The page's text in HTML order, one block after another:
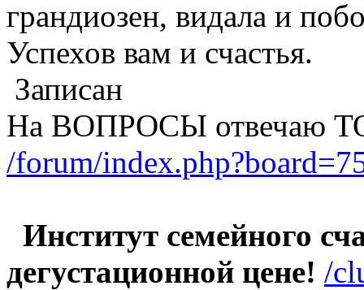
грандиозен, видала и
Успехов вам и счастья.
Записан
На ВОПРОСЫ отвечаю
/forum/
Институт семейного
дегустационной цене! /